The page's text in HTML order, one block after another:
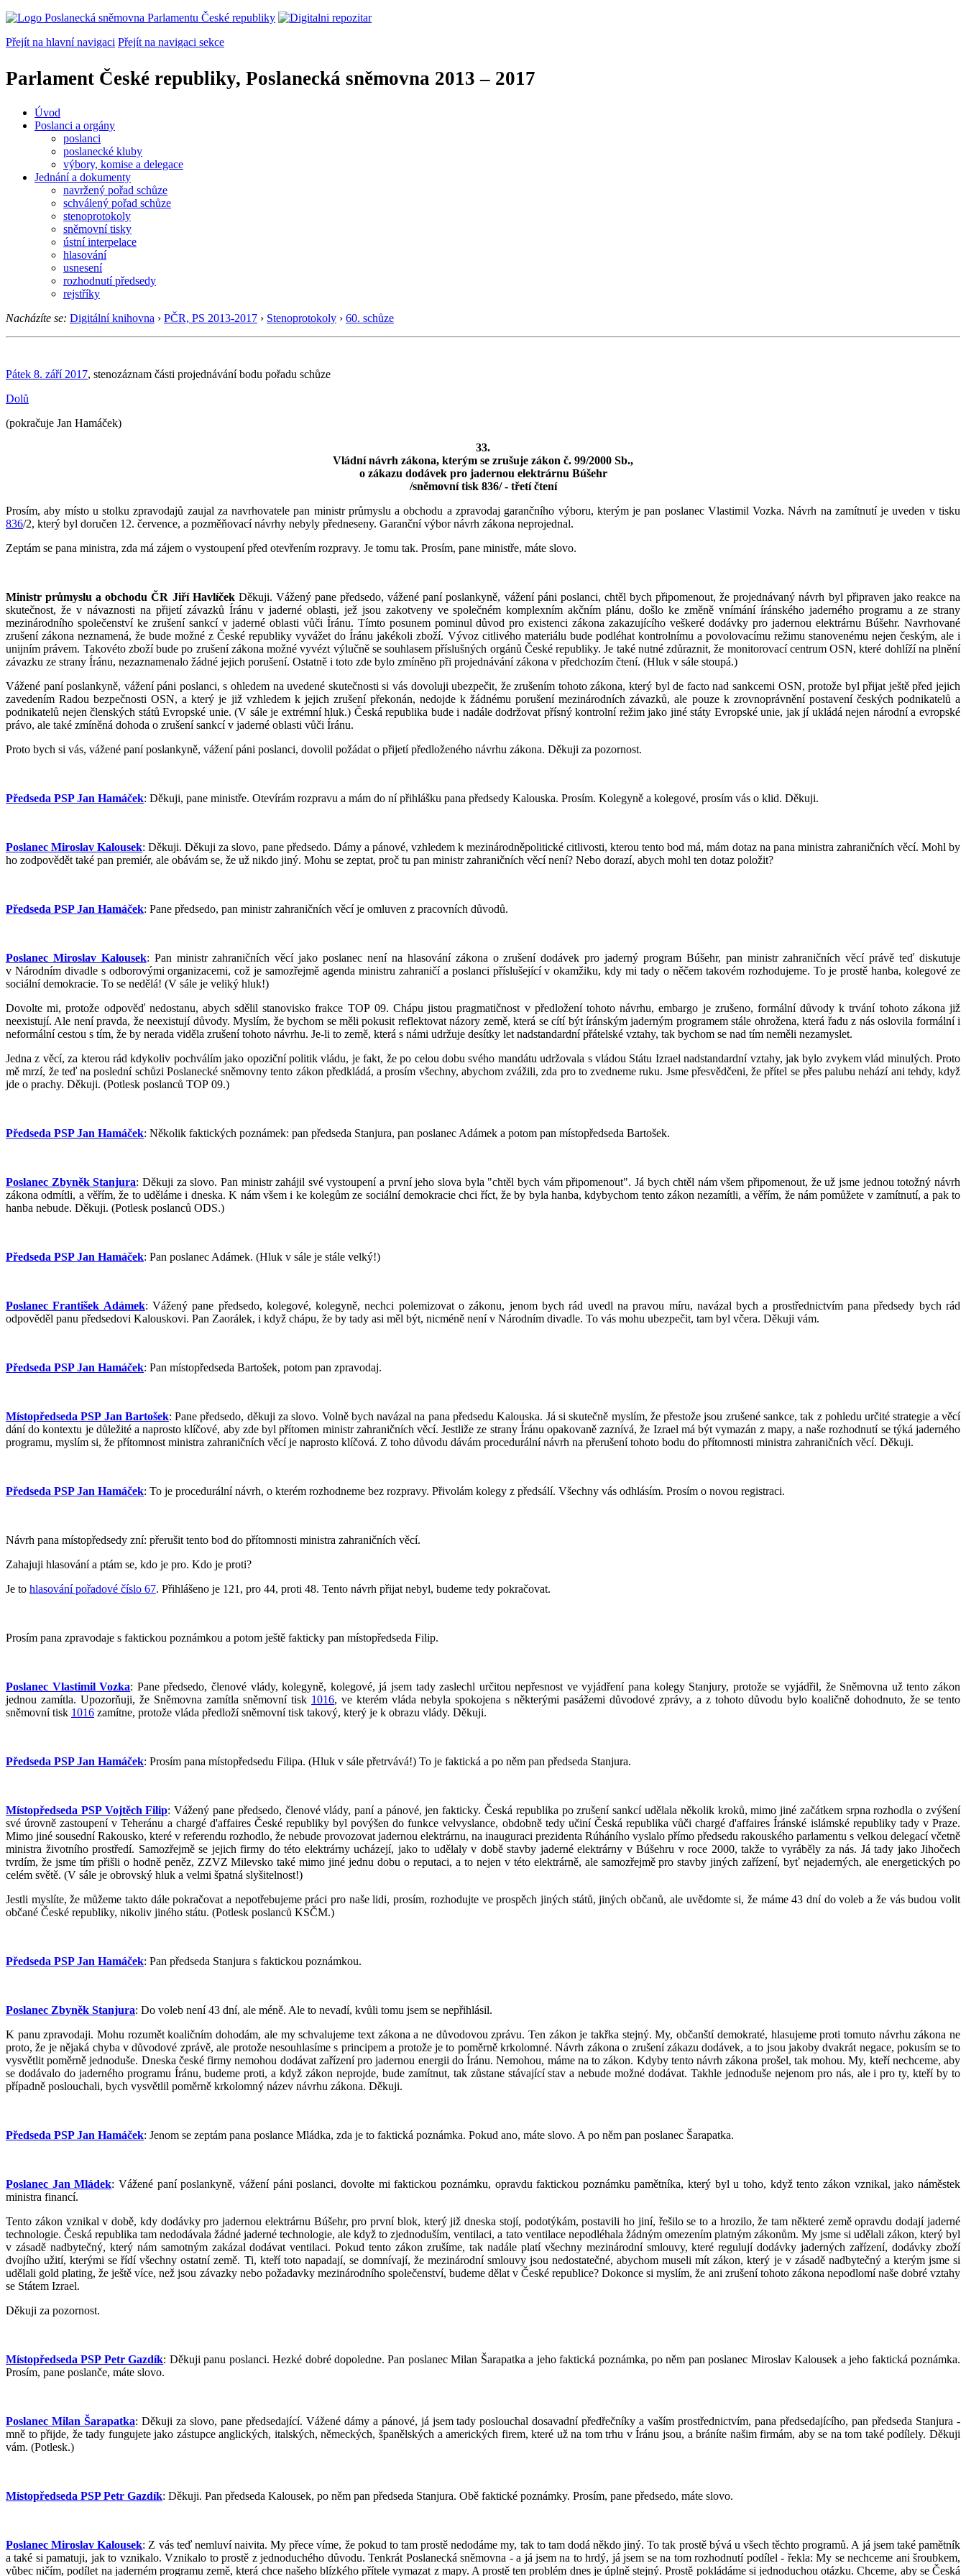
Přejít na hlavní navigaci Přejít na navigaci sekce
Parlament České republiky, Poslanecká sněmovna 2013 – 2017
Úvod
Poslanci a orgány
poslanci
poslanecké kluby
výbory, komise a delegace
Jednání a dokumenty
navržený pořad schůze
schválený pořad schůze
stenoprotokoly
sněmovní tisky
ústní interpelace
hlasování
usnesení
rozhodnutí předsedy
rejstříky
Nacházíte se: Digitální knihovna › PČR, PS 2013-2017 › Stenoprotokoly › 60. schůze
Pátek 8. září 2017, stenozáznam části projednávání bodu pořadu schůze
Dolů
(pokračuje Jan Hamáček)
33.
Vládní návrh zákona, kterým se zrušuje zákon č. 99/2000 Sb.,
o zákazu dodávek pro jadernou elektrárnu Búšehr
/sněmovní tisk 836/ - třetí čtení
Prosím, aby místo u stolku zpravodajů zaujal za navrhovatele pan ministr průmyslu a obchodu a zpravodaj garančního výboru, kterým je pan poslanec Vlastimil Vozka. Návrh na zamítnutí je uveden v tisku
836/2, který byl doručen 12. července, a pozměňovací návrhy nebyly předneseny. Garanční výbor návrh zákona neprojednal.
Zeptám se pana ministra, zda má zájem o vystoupení před otevřením rozpravy. Je tomu tak. Prosím, pane ministře, máte slovo.
Ministr průmyslu a obchodu ČR Jiří HavlíčekDěkuji. Vážený pane předsedo, vážené paní poslankyně, vážení páni poslanci, chtěl bych připomenout, že projednávaný návrh byl připraven jako reakce na
skutečnost, že v návaznosti na přijetí závazků Íránu v jaderné oblasti, jež jsou zakotveny ve společném komplexním akčním plánu, došlo ke změně vnímání íránského jaderného programu a ze strany
mezinárodního společenství ke zrušení sankcí v jaderné oblasti vůči Íránu. Tímto posunem pominul důvod pro existenci zákona zakazujícího veškeré dodávky pro jadernou elektrárnu Búšehr. Navrhované
zrušení zákona neznamená, že bude možné z České republiky vyvážet do Íránu jakékoli zboží. Vývoz citlivého materiálu bude podléhat kontrolnímu a povolovacímu režimu stanovenému nejen českým, ale i
unijním právem. Takovéto zboží bude po zrušení zákona možné vyvézt výlučně se souhlasem příslušných orgánů České republiky. Je také nutné zdůraznit, že monitorovací centrum OSN, které dohlíží na plnění
závazku ze strany Íránu, nezaznamenalo žádné jejich porušení. Ostatně i toto zde bylo zmíněno při projednávání zákona v předchozím čtení. (Hluk v sále stoupá.)
Vážené paní poslankyně, vážení páni poslanci, s ohledem na uvedené skutečnosti si vás dovoluji ubezpečit, že zrušením tohoto zákona, který byl de facto nad sankcemi OSN, protože byl přijat ještě před jejich
zavedením Radou bezpečnosti OSN, a který je již vzhledem k jejich zrušení překonán, nedojde k žádnému porušení mezinárodních závazků, ale pouze k zrovnoprávnění postavení českých podnikatelů a
podnikatelů nejen členských států Evropské unie. (V sále je extrémní hluk.) Česká republika bude i nadále dodržovat přísný kontrolní režim jako jiné státy Evropské unie, jak jí ukládá nejen národní a evropské
právo, ale také zmíněná dohoda o zrušení sankcí v jaderné oblasti vůči Íránu.
Proto bych si vás, vážené paní poslankyně, vážení páni poslanci, dovolil požádat o přijetí předloženého návrhu zákona. Děkuji za pozornost.
Předseda PSP Jan Hamáček: Děkuji, pane ministře. Otevírám rozpravu a mám do ní přihlášku pana předsedy Kalouska. Prosím. Kolegyně a kolegové, prosím vás o klid. Děkuji.
Poslanec Miroslav Kalousek: Děkuji. Děkuji za slovo, pane předsedo. Dámy a pánové, vzhledem k mezinárodněpolitické citlivosti, kterou tento bod má, mám dotaz na pana ministra zahraničních věcí. Mohl by
ho zodpovědět také pan premiér, ale obávám se, že už nikdo jiný. Mohu se zeptat, proč tu pan ministr zahraničních věcí není? Nebo dorazí, abych mohl ten dotaz položit?
Předseda PSP Jan Hamáček: Pane předsedo, pan ministr zahraničních věcí je omluven z pracovních důvodů.
Poslanec Miroslav Kalousek: Pan ministr zahraničních věcí jako poslanec není na hlasování zákona o zrušení dodávek pro jaderný program Búšehr, pan ministr zahraničních věcí právě teď diskutuje
v Národním divadle s odborovými organizacemi, což je samozřejmě agenda ministru zahraničí a poslanci příslušející v okamžiku, kdy mi tady o něčem takovém rozhodujeme. To je prostě hanba, kolegové ze
sociální demokracie. To se nedělá! (V sále je veliký hluk!)
Dovolte mi, protože odpověď nedostanu, abych sdělil stanovisko frakce TOP 09. Chápu jistou pragmatičnost v předložení tohoto návrhu, embargo je zrušeno, formální důvody k trvání tohoto zákona již
neexistují. Ale není pravda, že neexistují důvody. Myslím, že bychom se měli pokusit reflektovat názory země, která se cítí být íránským jaderným programem stále ohrožena, která řadu z nás oslovila formální i
neformální cestou s tím, že by nerada viděla zrušení tohoto návrhu. Je-li to země, která s námi udržuje desítky let nadstandardní přátelské vztahy, tak bychom se nad tím neměli nezamyslet.
Jedna z věcí, za kterou rád kdykoliv pochválím jako opoziční politik vládu, je fakt, že po celou dobu svého mandátu udržovala s vládou Státu Izrael nadstandardní vztahy, jak bylo zvykem vlád minulých. Proto
mě mrzí, že teď na poslední schůzi Poslanecké sněmovny tento zákon předkládá, a prosím všechny, abychom zvážili, zda pro to zvedneme ruku. Jsme přesvědčeni, že přítel se přes palubu nehází ani tehdy, když
jde o prachy. Děkuji. (Potlesk poslanců TOP 09.)
Předseda PSP Jan Hamáček: Několik faktických poznámek: pan předseda Stanjura, pan poslanec Adámek a potom pan místopředseda Bartošek.
Poslanec Zbyněk Stanjura: Děkuji za slovo. Pan ministr zahájil své vystoupení a první jeho slova byla "chtěl bych vám připomenout". Já bych chtěl nám všem připomenout, že už jsme jednou totožný návrh
zákona odmítli, a věřím, že to uděláme i dneska. K nám všem i ke kolegům ze sociální demokracie chci říct, že by byla hanba, kdybychom tento zákon nezamítli, a věřím, že nám pomůžete v zamítnutí, a pak to
hanba nebude. Děkuji. (Potlesk poslanců ODS.)
Předseda PSP Jan Hamáček: Pan poslanec Adámek. (Hluk v sále je stále velký!)
Poslanec František Adámek: Vážený pane předsedo, kolegové, kolegyně, nechci polemizovat o zákonu, jenom bych rád uvedl na pravou míru, navázal bych a prostřednictvím pana předsedy bych rád
odpověděl panu předsedovi Kalouskovi. Pan Zaorálek, i když chápu, že by tady asi měl být, nicméně není v Národním divadle. To vás mohu ubezpečit, tam byl včera. Děkuji vám.
Předseda PSP Jan Hamáček: Pan místopředseda Bartošek, potom pan zpravodaj.
Místopředseda PSP Jan Bartošek: Pane předsedo, děkuji za slovo. Volně bych navázal na pana předsedu Kalouska. Já si skutečně myslím, že přestože jsou zrušené sankce, tak z pohledu určité strategie a věcí
dání do kontextu je důležité a naprosto klíčové, aby zde byl přítomen ministr zahraničních věcí. Jestliže ze strany Íránu opakovaně zaznívá, že Izrael má být vymazán z mapy, a naše rozhodnutí se týká jaderného
programu, myslím si, že přítomnost ministra zahraničních věcí je naprosto klíčová. Z toho důvodu dávám procedurální návrh na přerušení tohoto bodu do přítomnosti ministra zahraničních věcí. Děkuji.
Předseda PSP Jan Hamáček: To je procedurální návrh, o kterém rozhodneme bez rozpravy. Přivolám kolegy z předsálí. Všechny vás odhlásím. Prosím o novou registraci.
Návrh pana místopředsedy zní: přerušit tento bod do přítomnosti ministra zahraničních věcí.
Zahajuji hlasování a ptám se, kdo je pro. Kdo je proti?
Je to hlasování pořadové číslo 67. Přihlášeno je 121, pro 44, proti 48. Tento návrh přijat nebyl, budeme tedy pokračovat.
Prosím pana zpravodaje s faktickou poznámkou a potom ještě fakticky pan místopředseda Filip.
Poslanec Vlastimil Vozka: Pane předsedo, členové vlády, kolegyně, kolegové, já jsem tady zaslechl určitou nepřesnost ve vyjádření pana kolegy Stanjury, protože se vyjádřil, že Sněmovna už tento zákon
jednou zamítla. Upozorňuji, že Sněmovna zamítla sněmovní tisk 1016, ve kterém vláda nebyla spokojena s některými pasážemi důvodové zprávy, a z tohoto důvodu bylo koaličně dohodnuto, že se tento
sněmovní tisk 1016 zamítne, protože vláda předloží sněmovní tisk takový, který je k obrazu vlády. Děkuji.
Předseda PSP Jan Hamáček: Prosím pana místopředsedu Filipa. (Hluk v sále přetrvává!) To je faktická a po něm pan předseda Stanjura.
Místopředseda PSP Vojtěch Filip: Vážený pane předsedo, členové vlády, paní a pánové, jen fakticky. Česká republika po zrušení sankcí udělala několik kroků, mimo jiné začátkem srpna rozhodla o zvýšení
své úrovně zastoupení v Teheránu a chargé d'affaires České republiky byl povýšen do funkce velvyslance, obdobně tedy učiní Česká republika vůči chargé d'affaires Íránské islámské republiky tady v Praze.
Mimo jiné sousední Rakousko, které v referendu rozhodlo, že nebude provozovat jadernou elektrárnu, na inauguraci prezidenta Rúháního vyslalo přímo předsedu rakouského parlamentu s velkou delegací včetně
ministra životního prostředí. Samozřejmě se jejich firmy do této elektrárny ucházejí, jako to udělaly v době stavby jaderné elektrárny v Búšehru v roce 2000, takže to vyráběly za nás. Já tady jako Jihočech
tvrdím, že jsme tím přišli o hodně peněz, ZZVZ Milevsko také mimo jiné jednu dobu o reputaci, a to nejen v této elektrárně, ale samozřejmě pro stavby jiných zařízení, byť nejaderných, ale energetických po
celém světě. (V sále je obrovský hluk a velmi špatná slyšitelnost!)
Jestli myslíte, že můžeme takto dále pokračovat a nepotřebujeme práci pro naše lidi, prosím, rozhodujte ve prospěch jiných států, jiných občanů, ale uvědomte si, že máme 43 dní do voleb a že vás budou volit
občané České republiky, nikoliv jiného státu. (Potlesk poslanců KSČM.)
Předseda PSP Jan Hamáček: Pan předseda Stanjura s faktickou poznámkou.
Poslanec Zbyněk Stanjura: Do voleb není 43 dní, ale méně. Ale to nevadí, kvůli tomu jsem se nepřihlásil.
K panu zpravodaji. Mohu rozumět koaličním dohodám, ale my schvalujeme text zákona a ne důvodovou zprávu. Ten zákon je takřka stejný. My, občanští demokraté, hlasujeme proti tomuto návrhu zákona ne
proto, že je nějaká chyba v důvodové zprávě, ale protože nesouhlasíme s principem a protože je to poměrně krkolomné. Návrh zákona o zrušení zákazu dodávek, a to jsou jakoby dvakrát negace, pokusím se to
vysvětlit poměrně jednoduše. Dneska české firmy nemohou dodávat zařízení pro jadernou energii do Íránu. Nemohou, máme na to zákon. Kdyby tento návrh zákona prošel, tak mohou. My, kteří nechceme, aby
se dodávalo do jaderného programu Íránu, budeme proti, a když zákon neprojde, bude zamítnut, tak zůstane stávající stav a nebude možné dodávat. Takhle jednoduše nejenom pro nás, ale i pro ty, kteří by to
případně poslouchali, bych vysvětlil poměrně krkolomný název návrhu zákona. Děkuji.
Předseda PSP Jan Hamáček: Jenom se zeptám pana poslance Mládka, zda je to faktická poznámka. Pokud ano, máte slovo. A po něm pan poslanec Šarapatka.
Poslanec Jan Mládek: Vážené paní poslankyně, vážení páni poslanci, dovolte mi faktickou poznámku, opravdu faktickou poznámku pamětníka, který byl u toho, když tento zákon vznikal, jako náměstek
ministra financí.
Tento zákon vznikal v době, kdy dodávky pro jadernou elektrárnu Búšehr, pro první blok, který již dneska stojí, podotýkám, postavili ho jiní, řešilo se to a hrozilo, že tam některé země opravdu dodají jaderné
technologie. Česká republika tam nedodávala žádné jaderné technologie, ale když to zjednoduším, ventilaci, a tato ventilace nepodléhala žádným omezením platným zákonům. My jsme si udělali zákon, který byl
v zásadě nadbytečný, který nám samotným zakázal dodávat ventilaci. Pokud tento zákon zrušíme, tak nadále platí všechny mezinárodní smlouvy, které regulují dodávky jaderných zařízení, dodávky zboží
dvojího užití, kterými se řídí všechny ostatní země. Ti, kteří toto napadají, se domnívají, že mezinárodní smlouvy jsou nedostatečné, abychom museli mít zákon, který je v zásadě nadbytečný a kterým jsme si
udělali gold plating, že ještě více, než jsou závazky nebo požadavky mezinárodního společenství, budeme dělat v České republice? Dokonce si myslím, že ani zrušení tohoto zákona nepodlomí naše dobré vztahy
se Státem Izrael.
Děkuji za pozornost.
Místopředseda PSP Petr Gazdík: Děkuji panu poslanci. Hezké dobré dopoledne. Pan poslanec Milan Šarapatka a jeho faktická poznámka, po něm pan poslanec Miroslav Kalousek a jeho faktická poznámka.
Prosím, pane poslanče, máte slovo.
Poslanec Milan Šarapatka: Děkuji za slovo, pane předsedající. Vážené dámy a pánové, já jsem tady poslouchal dosavadní předřečníky a vaším prostřednictvím, pana předsedajícího, pan předseda Stanjura -
mně to přijde, že tady fungujete jako zástupce anglických, italských, německých, španělských a amerických firem, které už na tom trhu v Íránu jsou, a bráníte našim firmám, aby se na tom také podílely. Děkuji
vám. (Potlesk.)
Místopředseda PSP Petr Gazdík: Děkuji. Pan předseda Kalousek, po něm pan předseda Stanjura. Obě faktické poznámky. Prosím, pane předsedo, máte slovo.
Poslanec Miroslav Kalousek: Z vás teď nemluví naivita. My přece víme, že pokud to tam prostě nedodáme my, tak to tam dodá někdo jiný. To tak prostě bývá u všech těchto programů. A já jsem také pamětník
a také si pamatuji, jak to vznikalo. Vznikalo to prostě z jednoduchého důvodu. Tenkrát Poslanecká sněmovna - a já jsem na to hrdý, já jsem se na tom rozhodnutí podílel - řekla: My se nechceme ani šroubkem,
vůbec ničím, podílet na jaderném programu země, která chce našeho blízkého přítele vymazat z mapy. A prostě ten problém dnes je úplně stejný. Prostě pokládáme si jednoduchou otázku. Chceme, aby se Česká